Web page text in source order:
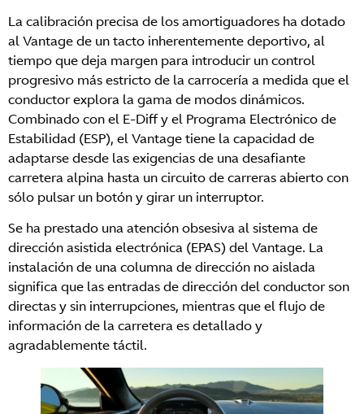
La calibración precisa de los amortiguadores ha dotado
al Vantage de un tacto inherentemente deportivo, al
tiempo que deja margen para introducir un control
progresivo más estricto de la carrocería a medida que el
conductor explora la gama de modos dinámicos.
Combinado con el E-Diff y el Programa Electrónico de
Estabilidad (ESP), el Vantage tiene la capacidad de
adaptarse desde las exigencias de una desafiante
carretera alpina hasta un circuito de carreras abierto con
sólo pulsar un botón y girar un interruptor.
Se ha prestado una atención obsesiva al sistema de
dirección asistida electrónica (EPAS) del Vantage. La
instalación de una columna de dirección no aislada
significa que las entradas de dirección del conductor son
directas y sin interrupciones, mientras que el flujo de
información de la carretera es detallado y
agradablemente táctil.